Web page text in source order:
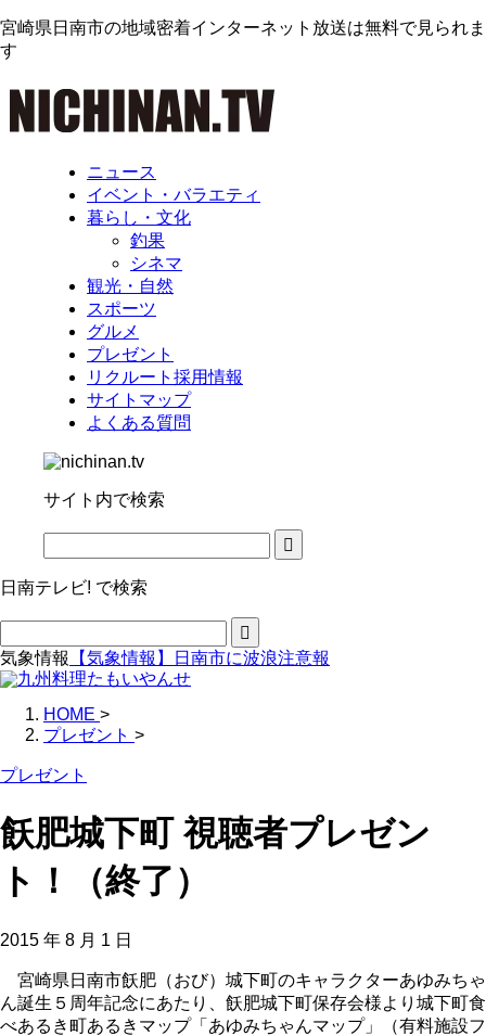
宮崎県日南市の地域密着インターネット放送は無料で見られま
す
ニュース
イベント・バラエティ
暮らし・文化
釣果
シネマ
観光・自然
スポーツ
グルメ
プレゼント
リクルート採用情報
サイトマップ
よくある質問
サイト内で検索
日南テレビ! で検索
気象情報 【気象情報】日南市に波浪注意報
HOME >
プレゼント >
プレゼント
飫肥城下町 視聴者プレゼン
ト！（終了）
2015 年 8 月 1 日
宮崎県日南市飫肥（おび）城下町のキャラクターあゆみちゃ
ん誕生５周年記念にあたり、飫肥城下町保存会様より城下町食
べあるき町あるきマップ「あゆみちゃんマップ」（有料施設フ